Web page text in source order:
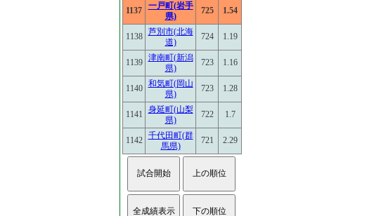
1137
一戸町(岩手
県)
725 1.54
1138
芦別市(北海
道)
724 1.19
1139
津南町(新潟
県)
723 1.16
1140
和気町(岡山
県)
723 1.28
1141
身延町(山梨
県)
722 1.7
1142
千代田町(群
馬県)
721 2.29